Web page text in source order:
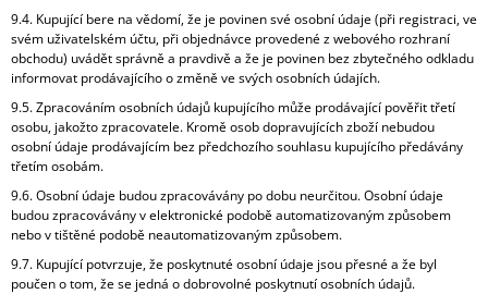
9.4. Kupující bere na vědomí, že je povinen své osobní údaje (při registraci, ve
svém uživatelském účtu, při objednávce provedené z webového rozhraní
obchodu) uvádět správně a pravdivě a že je povinen bez zbytečného odkladu
informovat prodávajícího o změně ve svých osobních údajích.
9.5. Zpracováním osobních údajů kupujícího může prodávající pověřit třetí
osobu, jakožto zpracovatele. Kromě osob dopravujících zboží nebudou
osobní údaje prodávajícím bez předchozího souhlasu kupujícího předávány
třetím osobám.
9.6. Osobní údaje budou zpracovávány po dobu neurčitou. Osobní údaje
budou zpracovávány v elektronické podobě automatizovaným způsobem
nebo v tištěné podobě neautomatizovaným způsobem.
9.7. Kupující potvrzuje, že poskytnuté osobní údaje jsou přesné a že byl
poučen o tom, že se jedná o dobrovolné poskytnutí osobních údajů.